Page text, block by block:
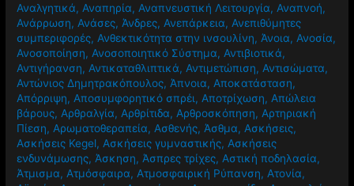
Αναλγητικά, Αναπηρία, Αναπνευστική Λειτουργία, Αναπνοή,
Ανάρρωση, Ανάσες, Άνδρες, Ανεπάρκεια, Ανεπιθύμητες
συμπεριφορές, Ανθεκτικότητα στην ινσουλίνη, Άνοια, Ανοσία,
Ανοσοποίηση, Ανοσοποιητικό Σύστημα, Αντιβιοτικά,
Αντιγήρανση, Αντικαταθλιπτικά, Αντιμετώπιση, Αντισώματα,
Αντώνιος Δημητρακόπουλος, Άπνοια, Αποκατάσταση,
Απόρριψη, Αποσυμφορητικό σπρέι, Αποτρίχωση, Απώλεια
βάρους, Αρθραλγία, Αρθρίτιδα, Αρθροσκόπηση, Αρτηριακή
Πίεση, Αρωματοθεραπεία, Ασθενής, Άσθμα, Ασκήσεις,
Ασκήσεις Kegel, Ασκήσεις γυμναστικής, Ασκήσεις
ενδυνάμωσης, Άσκηση, Άσπρες τρίχες, Αστική ποδηλασία,
Άτμισμα, Ατμόσφαιρα, Ατμοσφαιρική Ρύπανση, Ατονία,